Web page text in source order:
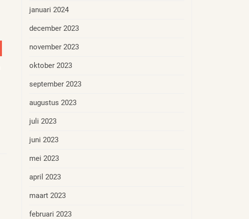
januari 2024
december 2023
november 2023
oktober 2023
september 2023
augustus 2023
juli 2023
juni 2023
mei 2023
april 2023
maart 2023
februari 2023